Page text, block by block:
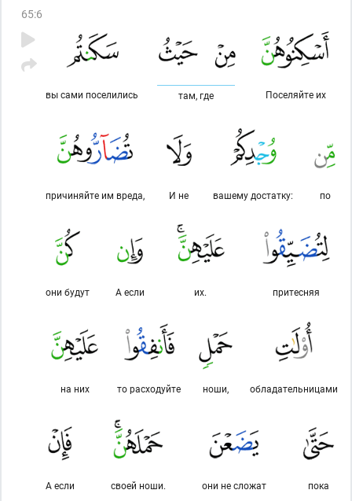
65:6
Поселяйте их
там, где
вы сами поселились
по
вашему достатку:
И не
причиняйте им вреда,
притесняя
их.
А если
они будут
обладательницами
ноши,
то расходуйте
на них
пока
они не сложат
своей ноши.
А если